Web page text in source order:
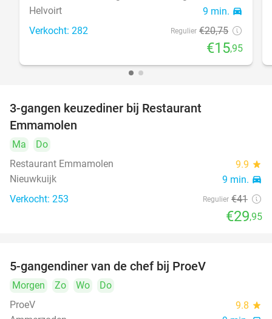
Helvoirt 9 min. directions_car
Verkocht: 282 Regulier €20,75
€15,95
3-gangen keuzediner bij Restaurant
Emmamolen
Ma
Do
Restaurant Emmamolen
9.9 star
Nieuwkuijk 9 min. directions_car
Verkocht: 253 Regulier €41
€29,95
5-gangendiner van de chef bij ProeV
Morgen Zo Wo
Do
ProeV
9.8 star